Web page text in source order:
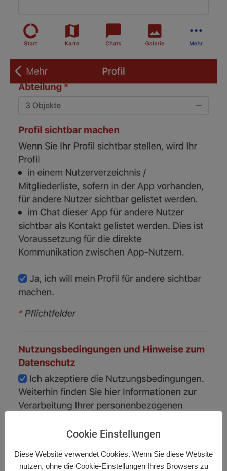
Cookie Einstellungen
Diese Website verwendet Cookies. Wenn Sie diese Website
nutzen, ohne die Cookie-Einstellungen Ihres Browsers zu